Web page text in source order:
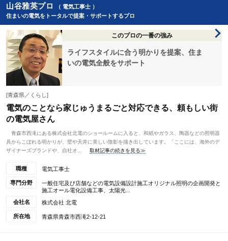
山谷雅英プロ
（ 電気工事士 ）
住まいの電気をトータルで提案・サポートするプロ
このプロの一番の強み
ライフスタイルに合う明かりを提案、住ま
いの電気全般をサポート
[青森県／くらし]
電気のことなら家じゅうまるごと対応できる、頼もしい街
の電気屋さん
青森市西滝にある株式会社北電のショールームに入ると、和紙やガラス、陶器などの照明器
具からこぼれる明かりが、壁や天井に美しい陰影を描き出しています。「ここには、海外のデ
ザイナーズブランドや、自社オ...
取材記事の続きを見る≫
職種 電気工事士
専門分野
一般住宅及び店舗などの電気設備設計施工オリジナル照明の企画開発と
施工オール電化設備工事、太陽光...
会社名
株式会社 北電
所在地 青森県青森市西滝2-12-21